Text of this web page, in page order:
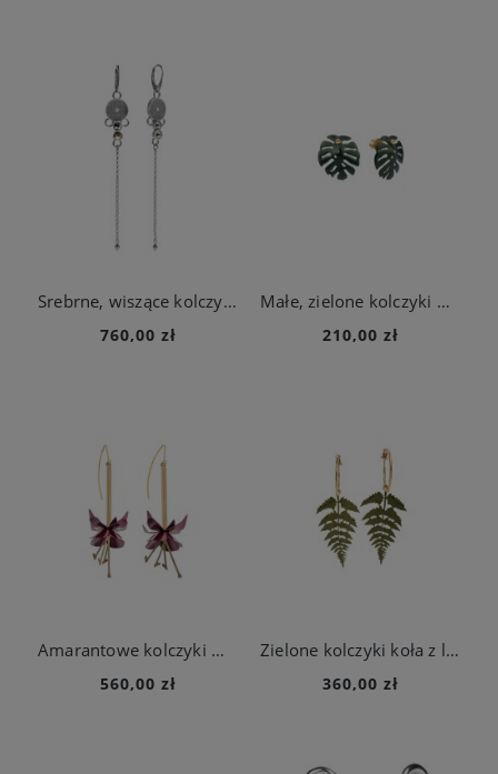
Srebrne, wiszące kolczyki z kryształami z kolekcji Soda
760,00 zł
Małe, zielone kolczyki monstera dziurawa z kolekcji Plantis
210,00 zł
Amarantowe kolczyki w formie kwiatu fuksji z kolekcji Plantis
560,00 zł
Zielone kolczyki koła z liśćmi paproci z kolekcji Plantis
360,00 zł